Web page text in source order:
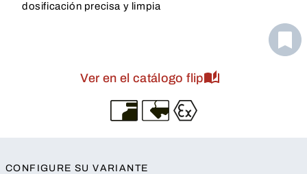
dosificación precisa y limpia
Ver en el catálogo flip
CONFIGURE SU VARIANTE